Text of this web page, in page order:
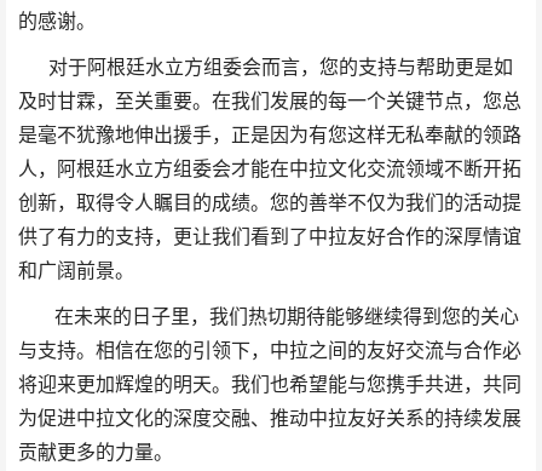
的感谢。
对于阿根廷水立方组委会而言，您的支持与帮助更是如
及时甘霖，至关重要。在我们发展的每一个关键节点，您总
是毫不犹豫地伸出援手，正是因为有您这样无私奉献的领路
人，阿根廷水立方组委会才能在中拉文化交流领域不断开拓
创新，取得令人瞩目的成绩。您的善举不仅为我们的活动提
供了有力的支持，更让我们看到了中拉友好合作的深厚情谊
和广阔前景。
在未来的日子里，我们热切期待能够继续得到您的关心
与支持。相信在您的引领下，中拉之间的友好交流与合作必
将迎来更加辉煌的明天。我们也希望能与您携手共进，共同
为促进中拉文化的深度交融、推动中拉友好关系的持续发展
贡献更多的力量。